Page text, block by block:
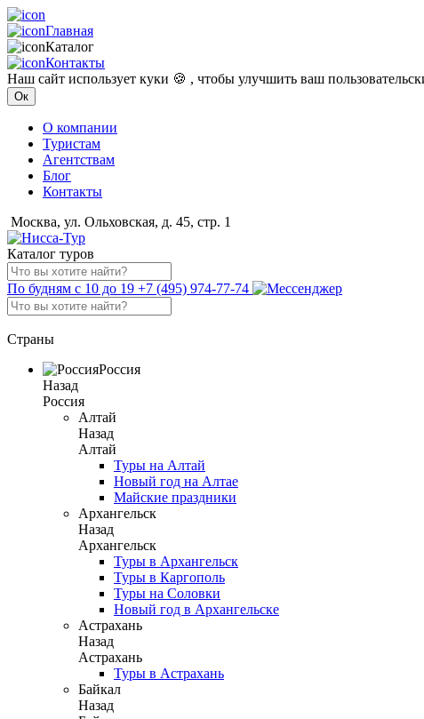
Главная
Каталог
Контакты
Наш сайт использует куки 🍪 , чтобы улучшить ваш
Ок
О компании
Туристам
Агентствам
Блог
Контакты
Москва, ул. Ольховская, д. 45, стр. 1
Каталог туров
По будням с 10 до 19 +7 (495) 974-77-74
Страны
Россия
Назад
Россия
Алтай
Назад
Алтай
Туры на Алтай
Новый год на Алтае
Майские праздники
Архангельск
Назад
Архангельск
Туры в Архангельск
Туры в Каргополь
Туры на Соловки
Новый год в Архангельске
Астрахань
Назад
Астрахань
Туры в Астрахань
Байкал
Назад